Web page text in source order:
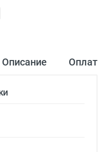
Описание Оплата